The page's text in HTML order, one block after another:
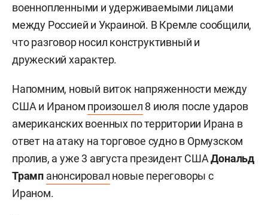
военнопленными и удерживаемыми лицами
между Россией и Украиной. В Кремле сообщили,
что разговор носил конструктивный и
дружеский характер.
Напомним, новый виток напряженности между
США и Ираном произошел 8 июля после ударов
американских военных по территории Ирана в
ответ на атаку на торговое судно в Ормузском
пролив, а уже 3 августа президент СШАДональд
Трамп анонсировал новые переговоры с
Ираном.